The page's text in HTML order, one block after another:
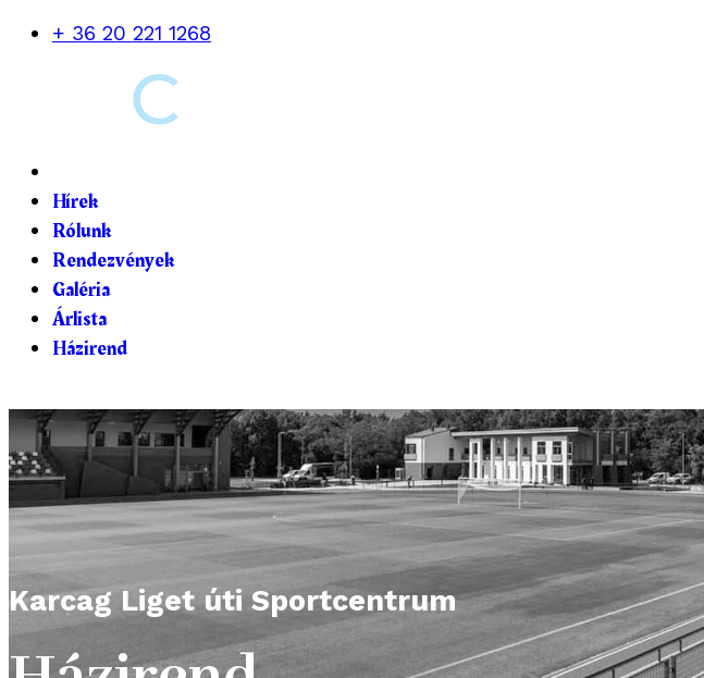
+ 36 20 221 1268
Hírek
Rólunk
Rendezvények
Galéria
Árlista
Házirend
Karcag Liget úti Sportcentrum